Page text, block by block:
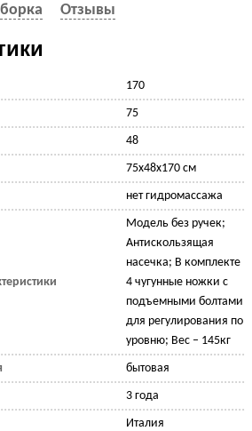
Отзывы
170
75
48
75x48x170 см
нет гидромассажа
Модель без ручек;
Антискользящая
насечка; В комплекте
4 чугунные ножки с
подъемными болтами
для регулирования по
уровню; Вес – 145кг
бытовая
3 года
Италия